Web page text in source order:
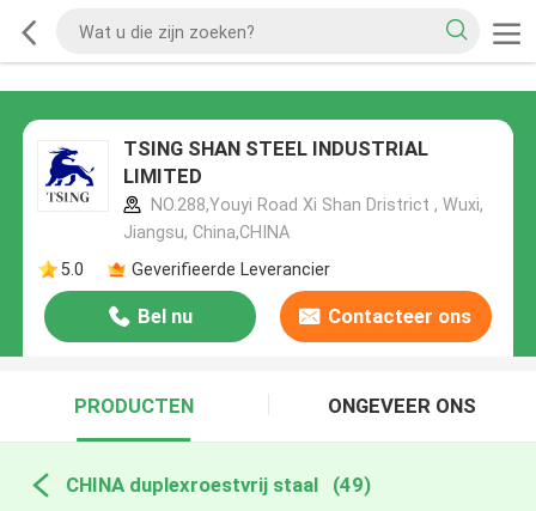
TSING SHAN STEEL INDUSTRIAL
LIMITED
NO.288,Youyi Road Xi Shan Dristrict , Wuxi,
Jiangsu, China,CHINA
5.0
Geverifieerde Leverancier
Bel nu Contacteer ons
PRODUCTEN ONGEVEER ONS
CHINA duplexroestvrij staal (49)